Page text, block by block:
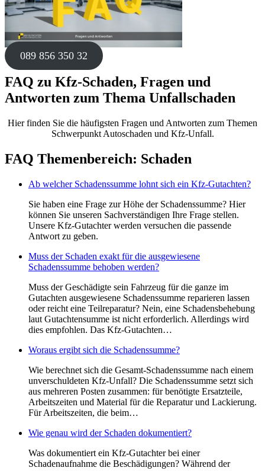
089 856 350 32
FAQ zu Kfz-Schaden, Fragen und
Antworten zum Thema Unfallschaden
Hier finden Sie die häufigsten Fragen und Antworten zum Themen
Schwerpunkt Autoschaden und Kfz-Unfall.
FAQ Themenbereich: Schaden
Ab welcher Schadenssumme lohnt sich ein Kfz-Gutachten?
Sie haben eine Frage zur Höhe der Schadenssumme? Hier
können Sie unseren Sachverständigen Ihre Frage stellen.
Unsere Kfz-Gutachter werden versuchen die passende
Antwort zu geben.
Muss der Schaden exakt für die ausgewiesene
Schadenssumme behoben werden?
Muss der Geschädigte sein Fahrzeug für die ganze im
Gutachten ausgewiesene Schadenssumme reparieren lassen
oder reicht eine Teilreparatur? Nein, eine Schadensbehebung
laut Gutachtensumme ist nicht erforderlich. Allerdings wird
dies empfohlen. Das Kfz-Gutachten…
Woraus ergibt sich die Schadenssumme?
Wie berechnet sich die Gesamt-Schadenssumme nach einem
unverschuldeten Kfz-Unfall? Die Schadenssumme setzt sich
aus mehreren Posten zusammen: für benötigte Ersatzteile,
Arbeitszeiten und Material für die Reparatur und Lackierung.
Für Arbeitszeiten, die beim…
Wie genau wird der Schaden dokumentiert?
Was dokumentiert ein Kfz-Gutachter bei einer
Schadenaufnahme die Beschädigungen? Während der